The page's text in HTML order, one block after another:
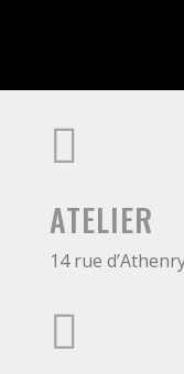

ATELIER
14 rue
